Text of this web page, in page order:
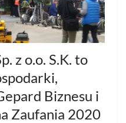
z o.o. S.K. to
Biznesu i
Zaufania 2020